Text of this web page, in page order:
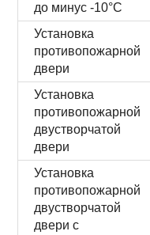
до минус -10°С
Установка
противопожарной
двери
Установка
противопожарной
двустворчатой
двери
Установка
противопожарной
двустворчатой
двери с